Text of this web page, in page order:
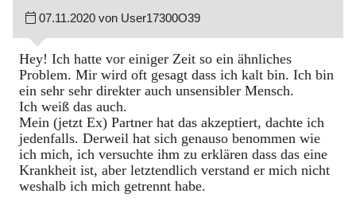
07.11.2020 von User17300O39
Hey! Ich hatte vor einiger Zeit so ein ähnliches
Problem. Mir wird oft gesagt dass ich kalt bin. Ich bin
ein sehr sehr direkter auch unsensibler Mensch.
Ich weiß das auch.
Mein (jetzt Ex) Partner hat das akzeptiert, dachte ich
jedenfalls. Derweil hat sich genauso benommen wie
ich mich, ich versuchte ihm zu erklären dass das eine
Krankheit ist, aber letztendlich verstand er mich nicht
weshalb ich mich getrennt habe.